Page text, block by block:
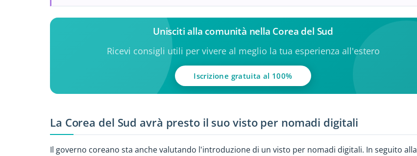
Unisciti alla comunità nella Corea del Sud
Ricevi consigli utili per vivere al meglio la tua esperienza all'estero
Iscrizione gratuita al 100%
La Corea del Sud avrà presto il suo visto per nomadi digitali
Il governo coreano sta anche valutando l'introduzione di un visto per nomadi digitali. In seguito alla